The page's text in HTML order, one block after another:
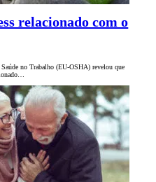
relacionado com o
Saúde no Trabalho (EU-OSHA) revelou que